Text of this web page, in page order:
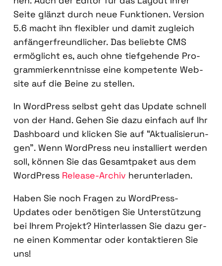
Sei­te glänzt durch neue Funk­tio­nen. Ver­si­on
5.6 macht ihn fle­xi­bler und damit zugleich
anfän­ger­freund­li­cher. Das belieb­te CMS
ermög­licht es, auch ohne tief­ge­hen­de Pro­
gram­mier­kennt­nis­se eine kom­pe­ten­te Web­
site auf die Bei­ne zu stel­len.
In Word­Press selbst geht das Update schnell
von der Hand. Gehen Sie dazu ein­fach auf Ihr
Dash­board und kli­cken Sie auf “Aktua­li­sie­run­
gen”. Wenn Word­Press neu instal­liert wer­den
soll, kön­nen Sie das Gesamt­pa­ket aus dem
Word­Press Release-Archiv her­un­ter­la­den.
Haben Sie noch Fra­gen zu Word­Press-
Updates oder benö­ti­gen Sie Unter­stüt­zung
bei Ihrem Pro­jekt? Hin­ter­las­sen Sie dazu ger­
ne einen Kom­men­tar oder kon­tak­tie­ren Sie
uns!